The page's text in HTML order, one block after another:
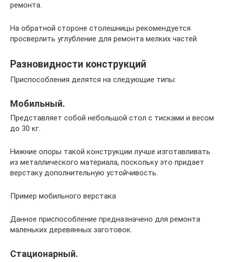
ремонта.
На обратной стороне столешницы рекомендуется
просверлить углубление для ремонта мелких частей.
Разновидности конструкций
Приспособления делятся на следующие типы:
Мобильный.
Представляет собой небольшой стол с тисками и весом
до 30 кг.
Нижние опоры такой конструкции лучше изготавливать
из металлического материала, поскольку это придает
верстаку дополнительную устойчивость.
Пример мобильного верстака
Данное приспособление предназначено для ремонта
маленьких деревянных заготовок.
Стационарный.